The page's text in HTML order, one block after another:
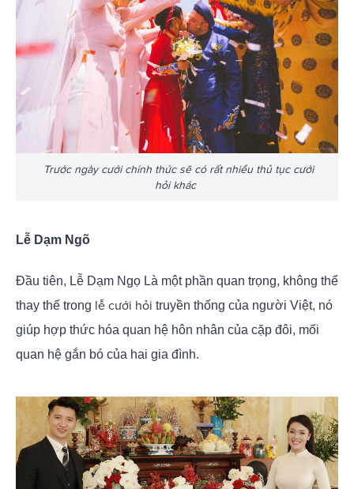
Trước ngày cưới chính thức sẽ có rất nhiều thủ tục cưới
hỏi khác
Lễ Dạm Ngõ
Đầu tiên, Lễ Dạm Ngọ Là một phần quan trọng, không thể
thay thế trong lễ cưới hỏi truyền thống của người Việt, nó
giúp hợp thức hóa quan hệ hôn nhân của cặp đôi, mối
quan hệ gắn bó của hai gia đình.